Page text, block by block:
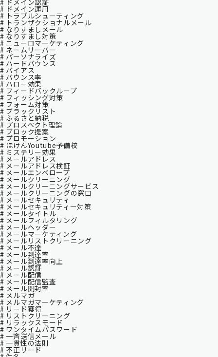
# ドメイン認証
# ドメイン運用
# トラブルシューティング
# トランザクショナルメール
# なりすましメール
# なりすまし対策
# ニューロマーケティング
# ネームサーバー
# パーソナライズ
# ハードバウンス
# バイアス
# バウンス率
# ハロー効果
# フィードバックループ
# フィッシング対策
# フォーム対策
# ブラックリスト
# ふるさと納税
# プロスペクト理論
# ブロック提案
# プロモーション
# ほけんYoutube予備校
# ミステリー効果
# メールアドレス
# メールアドレス検証
# メールエンベロープ
# メールクリーニング
# メールクリーニングサービス
# メールクリーニングの窓口
# メールセキュリティ
# メールセキュリティー対策
# メールタイトル
# メールフィルタリング
# メールヘッダー
# メールマーケティング
# メールリストクリーニング
# メール不達
# メール到達率
# メール到達率向上
# メール認証
# メール配信
# メール配信監査
# メール開封率
# メルマガ
# メルマガマーケティング
# リード獲得
# リストクリーニング
# リラックスモード
# ワンタイムパスワード
# 一斉送信メール
# 一貫性の法則
# 不正リード